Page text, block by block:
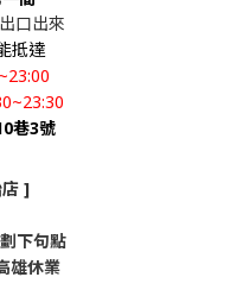
口出來
抵達
巷3號
]
下句點
雄休業